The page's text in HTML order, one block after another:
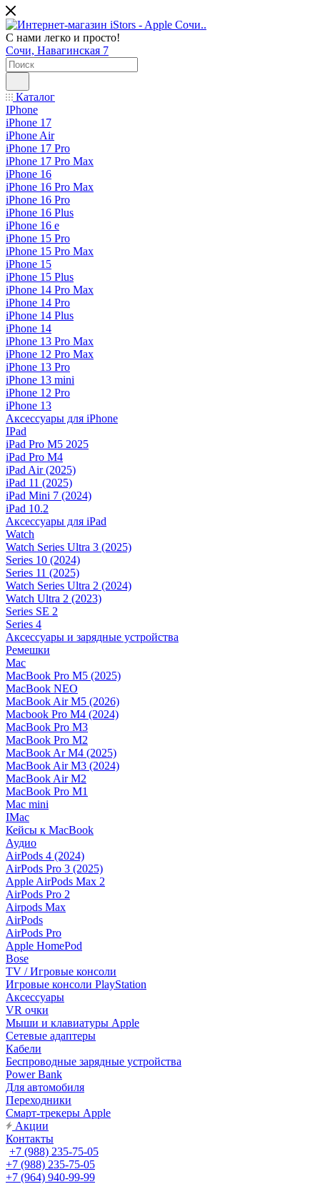
С нами легко и просто!
Сочи, Навагинская 7
Каталог
IPhone
iPhone 17
iPhone Air
iPhone 17 Pro
iPhone 17 Pro Max
iPhone 16
iPhone 16 Pro Max
iPhone 16 Pro
iPhone 16 Plus
iPhone 16 e
iPhone 15 Pro
iPhone 15 Pro Max
iPhone 15
iPhone 15 Plus
iPhone 14 Pro Max
iPhone 14 Pro
iPhone 14 Plus
iPhone 14
iPhone 13 Pro Max
iPhone 12 Pro Max
iPhone 13 Pro
iPhone 13 mini
iPhone 12 Pro
iPhone 13
Аксессуары для iPhone
IPad
iPad Pro M5 2025
iPad Pro M4
iPad Air (2025)
iPad 11 (2025)
iPad Mini 7 (2024)
iPad 10.2
Аксессуары для iPad
Watch
Watch Series Ultra 3 (2025)
Series 10 (2024)
Series 11 (2025)
Watch Series Ultra 2 (2024)
Watch Ultra 2 (2023)
Series SE 2
Series 4
Аксессуары и зарядные устройства
Ремешки
Mac
MacBook Pro M5 (2025)
MacBook NEO
MacBook Air M5 (2026)
Macbook Pro M4 (2024)
MacBook Pro M3
MacBook Pro M2
MacBook Ar M4 (2025)
MacBook Air M3 (2024)
MacBook Air M2
MacBook Pro M1
Mac mini
IMac
Кейсы к MacBook
Аудио
AirPods 4 (2024)
AirPods Pro 3 (2025)
Apple AirPods Max 2
AirPods Pro 2
Airpods Max
AirPods
AirPods Pro
Apple HomePod
Bose
TV / Игровые консоли
Игровые консоли PlayStation
Аксессуары
VR очки
Мыши и клавиатуры Apple
Сетевые адаптеры
Кабели
Беспроводные зарядные устройства
Power Bank
Для автомобиля
Переходники
Смарт-трекеры Apple
Акции
Контакты
+7 (988) 235-75-05
+7 (988) 235-75-05
+7 (964) 940-99-99